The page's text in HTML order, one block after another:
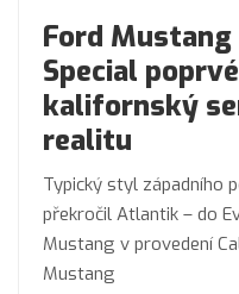
Ford
Special
kalifornský
realitu
Typický styl západního
překročil Atlantik – do
Mustang v provedení
Mustang